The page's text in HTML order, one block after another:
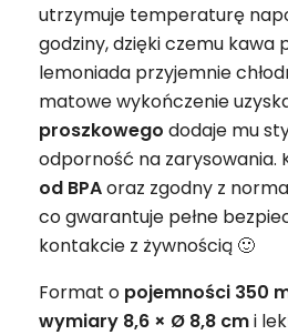
utrzymuje temperaturę
godziny, dzięki czemu kawa
lemoniada przyjemnie
matowe wykończenie
proszkowego dodaje mu
odporność na zarysowania.
od BPAoraz zgodny z
co gwarantuje pełne
kontakcie z żywnością 🙂
Format o pojemności 350
wymiary 8,6 × Ø 8,8 cmi